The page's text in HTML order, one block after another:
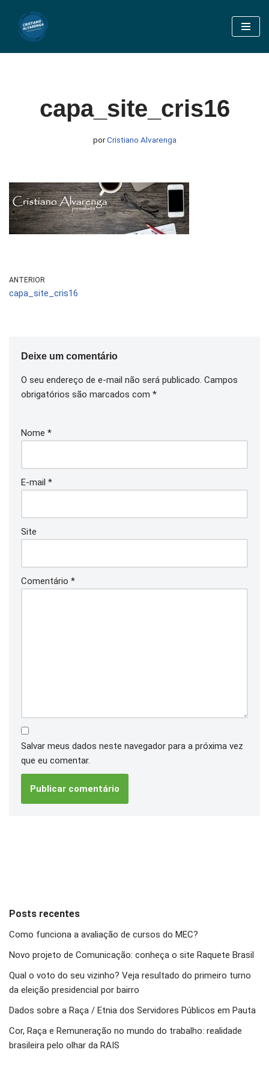
Pular
capa_site_cris16
porCristiano Alvarenga
ANTERIOR
capa_site_cris16
Deixe um comentário
O seu endereço de e-mail não será publicado. Campos
obrigatórios são marcados com *
Nome *
E-mail *
Site
Comentário *
Salvar meus dados neste navegador para a próxima vez
que eu comentar.
Posts recentes
Como funciona a avaliação de cursos do MEC?
Novo projeto de Comunicação: conheça o site Raquete Brasil
Qual o voto do seu vizinho? Veja resultado do primeiro turno
da eleição presidencial por bairro
Dados sobre a Raça / Etnia dos Servidores Públicos em Pauta
Cor, Raça e Remuneração no mundo do trabalho: realidade
brasileira pelo olhar da RAIS